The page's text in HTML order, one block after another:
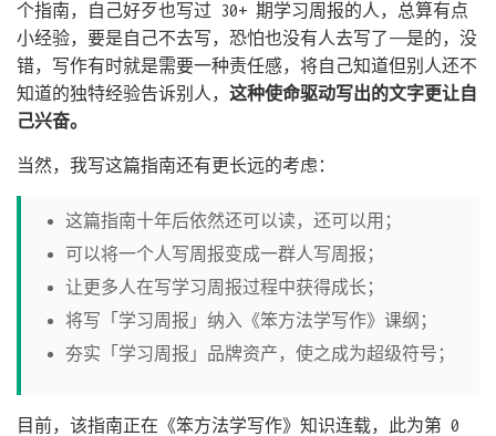
个指南，自己好歹也写过 30+ 期学习周报的人，总算有点
小经验，要是自己不去写，恐怕也没有人去写了——是的，没
错，写作有时就是需要一种责任感，将自己知道但别人还不
知道的独特经验告诉别人， 这种使命驱动写出的文字更让自
己兴奋。
当然，我写这篇指南还有更长远的考虑：
这篇指南十年后依然还可以读，还可以用；
可以将一个人写周报变成一群人写周报；
让更多人在写学习周报过程中获得成长；
将写「学习周报」纳入《笨方法学写作》课纲；
夯实「学习周报」品牌资产，使之成为超级符号；
目前，该指南正在《笨方法学写作》知识连载，此为第 0